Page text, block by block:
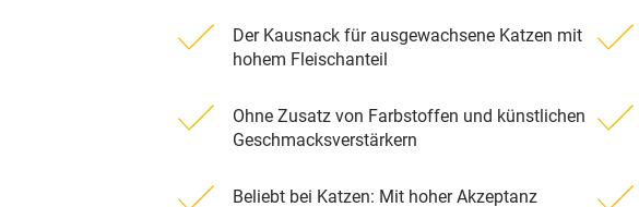
Der Kausnack für ausgewachsene Katzen mit
hohem Fleischanteil
Ohne Zusatz von Farbstoffen und künstlichen
Geschmacksverstärkern
Beliebt bei Katzen: Mit hoher Akzeptanz